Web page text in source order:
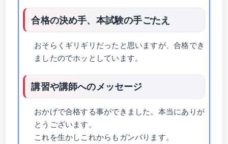
合格の決め手、本試験の手ごたえ
おそらくギリギリだったと思いますが、合格でき
ましたのでホッとしています。
講習や講師へのメッセージ
おかげで合格する事ができました。本当にありが
とうございます。
これを生かしこれからもガンバります。